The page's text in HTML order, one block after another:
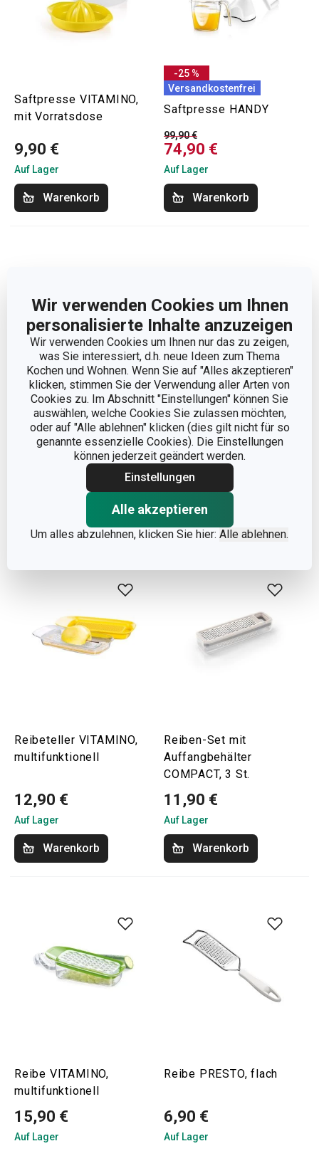
Wir verwenden Cookies um Ihnen
personalisierte Inhalte anzuzeigen
Wir verwenden Cookies um Ihnen nur das zu zeigen,
was Sie interessiert, d.h. neue Ideen zum Thema
Kochen und Wohnen. Wenn Sie auf "Alles akzeptieren"
klicken, stimmen Sie der Verwendung aller Arten von
Cookies zu. Im Abschnitt "Einstellungen" können Sie
auswählen, welche Cookies Sie zulassen möchten,
oder auf "Alle ablehnen" klicken (dies gilt nicht für so
genannte essenzielle Cookies). Die Einstellungen
können jederzeit geändert werden.
Einstellungen
Alle akzeptieren
Um alles abzulehnen, klicken Sie hier: Alle ablehnen.
Saftpresse VITAMINO,
mit Vorratsdose
9,90 €
Auf Lager
Warenkorb
-25 %
Versandkostenfrei
Saftpresse HANDY
99,90 €
74,90 €
Auf Lager
Warenkorb
Rouladeneinroller HANDY
Rouladen-Nadel PRESTO,
10 St.
5,90 €
Auf Lager
Warenkorb
Reibeteller VITAMINO,
multifunktionell
12,90 €
Auf Lager
Warenkorb
Reiben-Set mit
Auffangbehälter
COMPACT, 3 St.
11,90 €
Auf Lager
Warenkorb
Reibe VITAMINO,
multifunktionell
15,90 €
Auf Lager
Reibe PRESTO, flach
6,90 €
Auf Lager